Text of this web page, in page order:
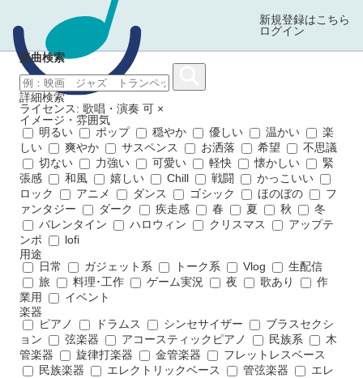
新規登録はこちら
ログイン
楽曲検索
詳細検索
ライセンス: 歌唱・演奏 可 ×
イメージ・雰囲気
明るい
ポップ 穏やか 優しい 温かい
楽
しい
爽やか サスペンス お洒落 希望
不思議
切ない
力強い 可愛い 軽快 懐かしい
緊
張感
和風 嬉しい Chill 戦闘
かっこいい
ロック
アニメ ダンス ゴシック ほのぼの
フ
ァンタジー
ダーク 疾走感 春 夏 秋
冬
バレンタイン
ハロウィン クリスマス
アップテ
ンポ
lofi
用途
日常
ガジェット系 トーク系 Vlog
生配信
旅
料理･工作 ゲーム実況 夜 歌あり
作
業用
イベント
楽器
ピアノ
ドラムス シンセサイザー
ブラスセクシ
ョン
弦楽器 アコースティックピアノ 民族系
木
管楽器
旋律打楽器 金管楽器
フレットレスベース
民族楽器
エレクトリックベース 管弦楽器
エレ